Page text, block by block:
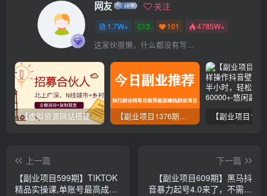
网友 关注
1.7W+ 3 101 4785W+
这家伙很懒，什么都没有写...
【虚拟资源网站搭建服务】加盟本站系统，做一个和本站一样的独立网站，躺赚的项目 【副业项目1376期】龟课最新闲鱼项目玩法实战教程_全新升级月收益几千到几万
上一篇
【副业项目599期】TIKTOK
精品实操课,单账号最高成绩
下一篇
【副业项目609期】黑马抖
音暴力起号4.0来了，不需要